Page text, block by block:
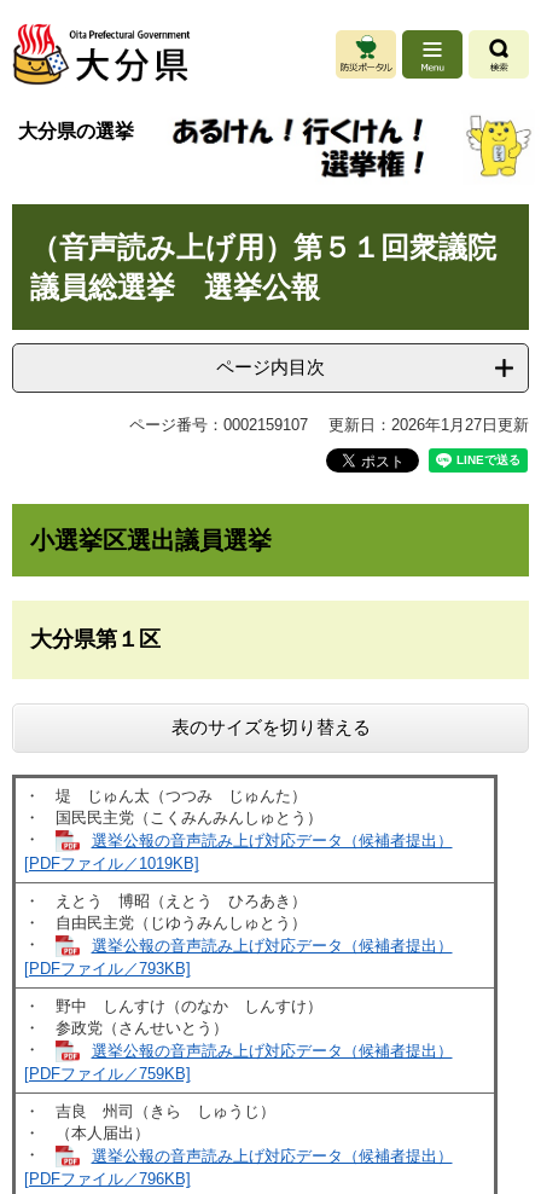
ジ
ュ
大分県の選挙
（音声読み上げ用）第５１回衆議院
議員総選挙 選挙公報
ページ内目次
ページ番号：0002159107 更新日：2026年1月27日更新
小選挙区選出議員選挙
大分県第１区
表のサイズを切り替える
・ 堤 じゅん太（つつみ じゅんた）
・ 国民民主党（こくみんみんしゅとう）
・
選挙公報の音声読み上げ対応データ（候補者提出）
[PDFファイル／1019KB]
・ えとう 博昭（えとう ひろあき）
・ 自由民主党（じゆうみんしゅとう）​
・
選挙公報の音声読み上げ対応データ（候補者提出）
[PDFファイル／793KB]
​・ 野中 しんすけ（のなか しんすけ）
・ 参政党（さんせいとう）
・
選挙公報の音声読み上げ対応データ（候補者提出）
[PDFファイル／759KB]
・ 吉良 州司（きら しゅうじ）
・ （本人届出）
・
選挙公報の音声読み上げ対応データ（候補者提出）
[PDFファイル／796KB]